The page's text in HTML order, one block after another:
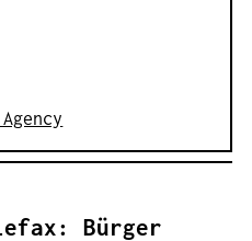
Bürger